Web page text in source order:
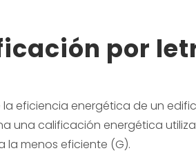
por
eficiencia energética de un
una calificación energética
la menos eficiente (G).